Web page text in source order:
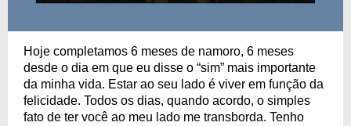
Hoje completamos 6 meses de namoro, 6 meses
desde o dia em que eu disse o “sim” mais importante
da minha vida. Estar ao seu lado é viver em função da
felicidade. Todos os dias, quando acordo, o simples
fato de ter você ao meu lado me transborda. Tenho